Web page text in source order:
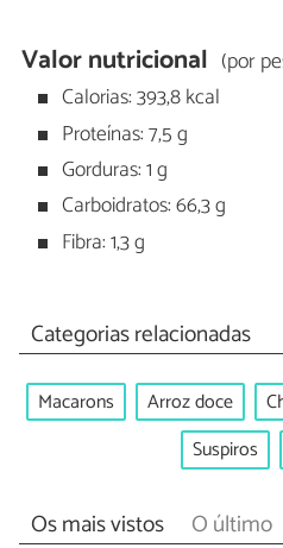
Valor nutricional (por
Calorias: 393,8 kcal
Proteínas: 7,5 g
Gorduras: 1 g
Carboidratos: 66,3 g
Fibra: 1,3 g
Categorias relacionadas
Macarons Arroz doce
Suspiros
Os mais vistos O último